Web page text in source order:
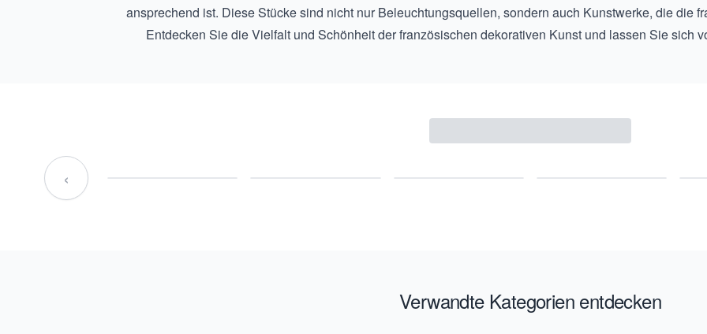
ansprechend ist. Diese Stücke sind nicht nur Beleuchtungsquellen, sondern auch Kunstwerke, die die
Entdecken Sie die Vielfalt und Schönheit der französischen dekorativen Kunst und lassen Sie sich
‹
Verwandte Kategorien entdecken